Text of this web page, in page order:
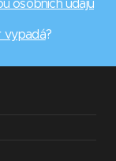
osobních údajů
vypadá?